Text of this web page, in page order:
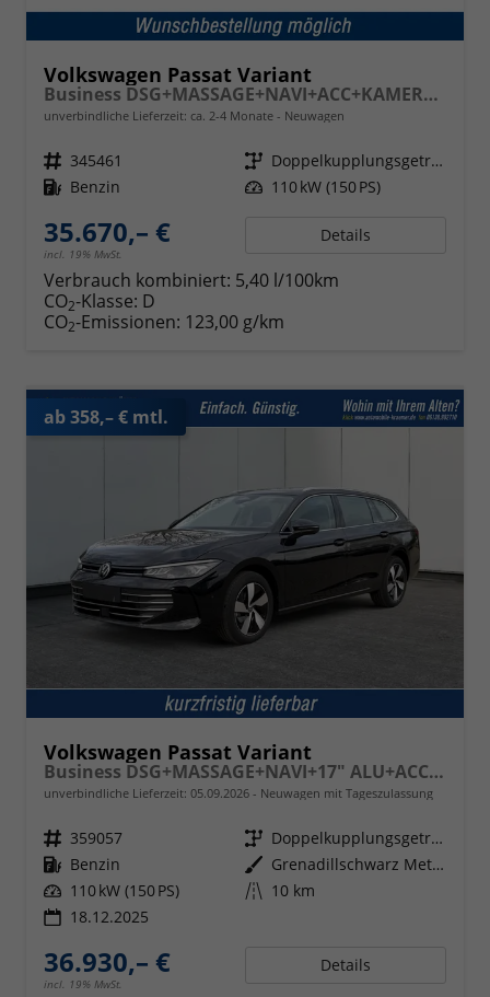
Volkswagen Passat Variant
Business DSG+MASSAGE+NAVI+ACC+KAMERA+LED
unverbindliche Lieferzeit: ca. 2-4 Monate Neuwagen
Fahrzeugnr. 345461 Getriebe
Doppelkupplungsgetriebe (DSG)
Kraftstoff Benzin Leistung 110 kW (150 PS)
35.670,– €
incl. 19% MwSt.
Details
Verbrauch kombiniert: 5,40 l/100km
CO2-Klasse: D
CO2-Emissionen: 123,00 g/km
ab 358,– € mtl.
Volkswagen Passat Variant
Business DSG+MASSAGE+NAVI+17" ALU+ACC+KAMERA+LED
unverbindliche Lieferzeit: 05.09.2026 Neuwagen mit Tageszulassung
Fahrzeugnr. 359057 Getriebe
Doppelkupplungsgetriebe (DSG)
Kraftstoff Benzin Außenfarbe
Grenadillschwarz Metallic
Leistung 110 kW (150 PS) Kilometerstand 10 km
18.12.2025
36.930,– €
incl. 19% MwSt.
Details